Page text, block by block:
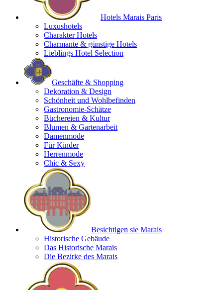
Hotels Marais Paris
Luxushotels
Charakter Hotels
Charmante & günstige Hotels
Lieblings Hotel Selection
Geschäfte & Shopping
Dekoration & Design
Schönheit und Wohlbefinden
Gastronomie-Schätze
Büchereien & Kultur
Blumen & Gartenarbeit
Damenmode
Für Kinder
Herrenmode
Chic & Sexy
Besichtigen sie Marais
Historische Gebäude
Das Historische Marais
Die Bezirke des Marais